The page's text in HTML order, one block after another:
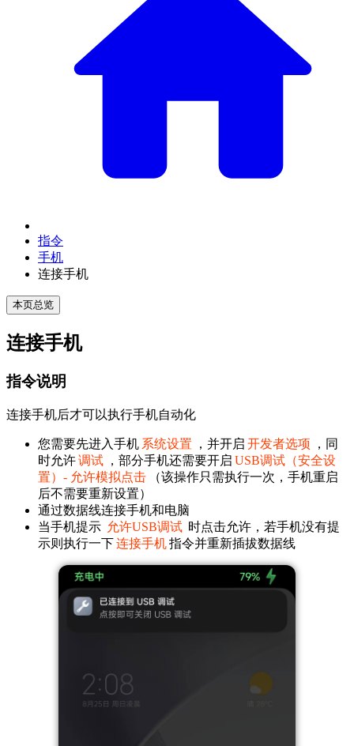
指令
手机
连接手机
本页总览
连接手机
指令说明
连接手机后才可以执行手机自动化
您需要先进入手机 系统设置 ，并开启 开发者选项
，同
时允许调试 ，部分手机还需要开启 USB调试（安全设
置）- 允许模拟点击
（该操作只需执行一次，手机重启
后不需要重新设置）
通过数据线连接手机和电脑
当手机提示 允许USB调试 时点击允许，若手机没有提
示则执行一下连接手机指令并重新插拔数据线